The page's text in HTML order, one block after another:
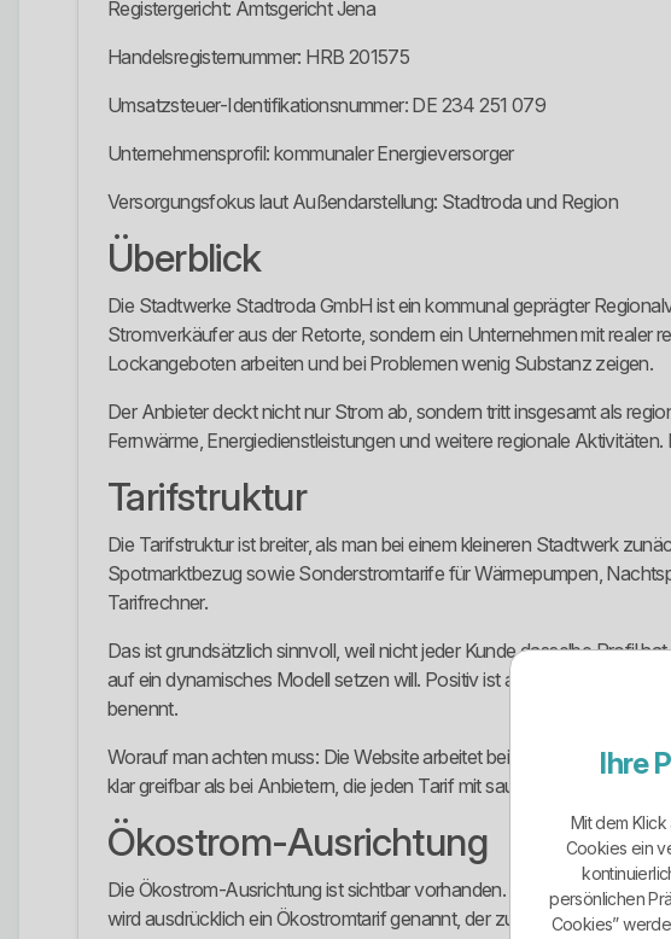
Registergericht: Amtsgericht Jena
Handelsregisternummer: HRB 201575
Umsatzsteuer-Identifikationsnummer: DE 234 251 079
Unternehmensprofil: kommunaler Energieversorger
Versorgungsfokus laut Außendarstellung: Stadtroda und Region
Überblick
Die Stadtwerke Stadtroda GmbH ist ein kommunal geprägter
Stromverkäufer aus der Retorte, sondern ein Unternehmen mit realer
Lockangeboten arbeiten und bei Problemen wenig Substanz zeigen.
Der Anbieter deckt nicht nur Strom ab, sondern tritt insgesamt als
Fernwärme, Energiedienstleistungen und weitere regionale
Tarifstruktur
Die Tarifstruktur ist breiter, als man bei einem kleineren Stadtwerk
Spotmarktbezug sowie Sonderstromtarife für Wärmepumpen,
Tarifrechner.
Das ist grundsätzlich sinnvoll, weil nicht jeder Kunde dasselbe Profil
auf ein dynamisches Modell setzen will. Positiv ist auch, dass das
benennt.
Worauf man achten muss: Die Website arbeitet beim normalen
klar greifbar als bei Anbietern, die jeden Tarif mit sauberer Struktur
Ökostrom-Ausrichtung
Die Ökostrom-Ausrichtung ist sichtbar vorhanden. Laut
wird ausdrücklich ein Ökostromtarif genannt, der zu 100 Prozent aus
Ihre
Mit dem
Cookies ein
persönlichen
Cookies”